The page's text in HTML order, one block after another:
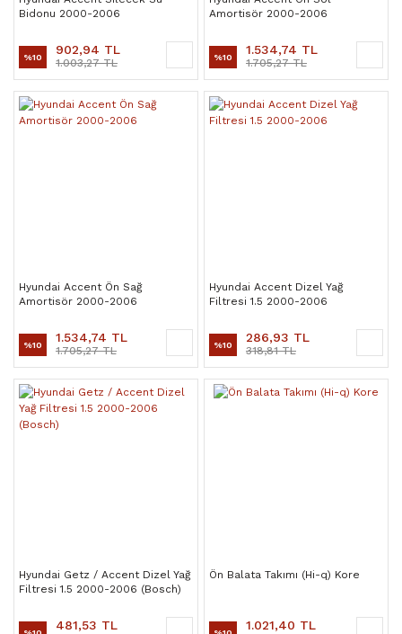
Bidonu 2000-2006
%10 902,94 TL
1.003,27 TL
Amortisör 2000-2006
%10 1.534,74 TL
1.705,27 TL
Hyundai Accent Ön Sağ
Amortisör 2000-2006
%10 1.534,74 TL
1.705,27 TL
Hyundai Accent Dizel Yağ
Filtresi 1.5 2000-2006
%10 286,93 TL
318,81 TL
Hyundai Getz / Accent Dizel Yağ
Filtresi 1.5 2000-2006 (Bosch)
481,53 TL
Ön Balata Takımı (Hi-q) Kore
1.021,40 TL